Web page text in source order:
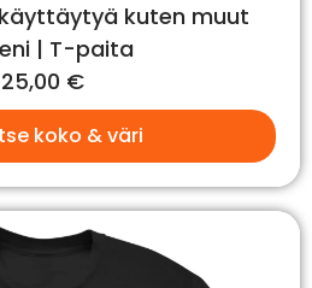
kuten muut
| T-paita
25,00 €
koko & väri